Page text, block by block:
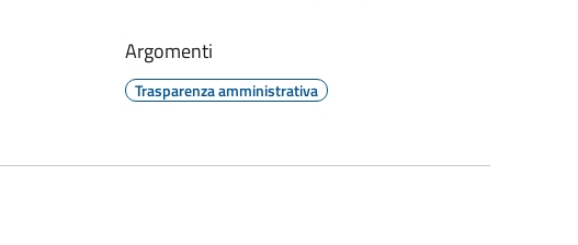
Argomenti
Trasparenza amministrativa